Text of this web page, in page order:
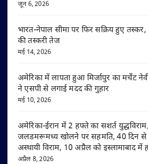
जून 6, 2026
भारत-नेपाल सीमा पर फिर सक्रिय हुए तस्कर,
की तस्करी तेज
मई 14, 2026
अमेरिका में लापता हुआ मिर्जापुर का मर्चेंट
ने एसपी से लगाई मदद की गुहार
मई 10, 2026
अमेरिका-ईरान में 2 हफ्ते का सशर्त
जलडमरूमध्य खोलने पर सहमति, 40 दिन से
अस्थायी विराम, 10 अप्रैल को इस्लामाबाद में
अप्रैल 8, 2026